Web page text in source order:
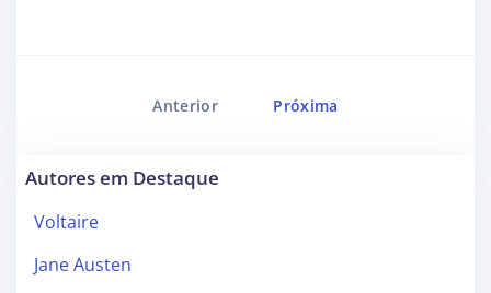
Anterior Próxima
Autores em Destaque
Voltaire
Jane Austen